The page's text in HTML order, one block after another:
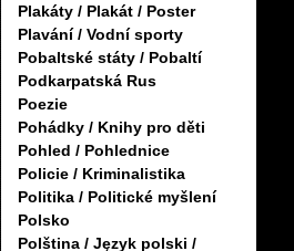
Plakáty / Plakát / Poster
Plavání / Vodní sporty
Pobaltské státy / Pobaltí
Podkarpatská Rus
Poezie
Pohádky / Knihy pro děti
Pohled / Pohlednice
Policie / Kriminalistika
Politika / Politické myšlení
Polsko
Polština / Język polski /